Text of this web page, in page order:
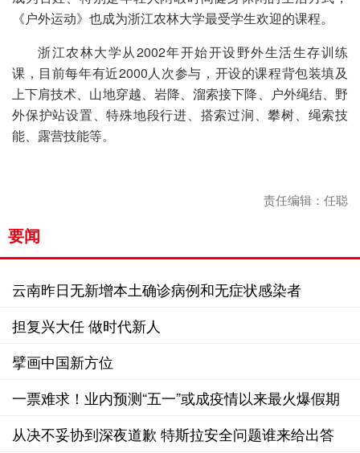
《户外运动》也成为浙江农林大学最受学生欢迎的课程。
浙江农林大学从2002年开始开设野外生活生存训练
课，目前每年有近2000人次参与，开设的课程背包装填及
上下肩技术、山地穿越、岩降、溜索接下降、户外绳结、野
外保护站设置、特殊地段行进、搭索过涧、攀树、绳索技
能、露营技能等。
责任编辑：任聪
要闻
云南昨日无新增本土确诊病例和无症状感染者
担复兴大任 做时代新人
擘画中国新方位
一票难求！业内预测“五一”或成疫情以来最火爆假期
从决不妥协到深夜道歉 特斯拉安全问题谁来给出答